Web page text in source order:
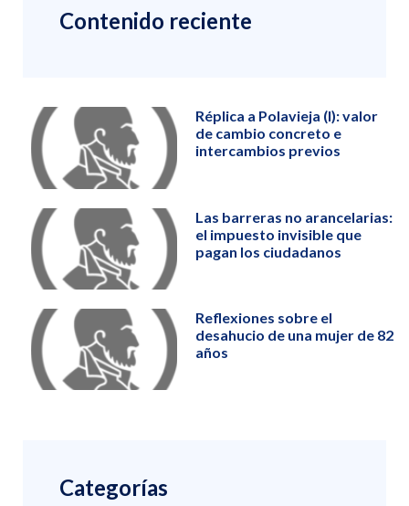
Contenido reciente
Réplica a Polavieja (I): valor
de cambio concreto e
intercambios previos
Las barreras no arancelarias:
el impuesto invisible que
pagan los ciudadanos
Reflexiones sobre el
desahucio de una mujer de 82
años
Categorías